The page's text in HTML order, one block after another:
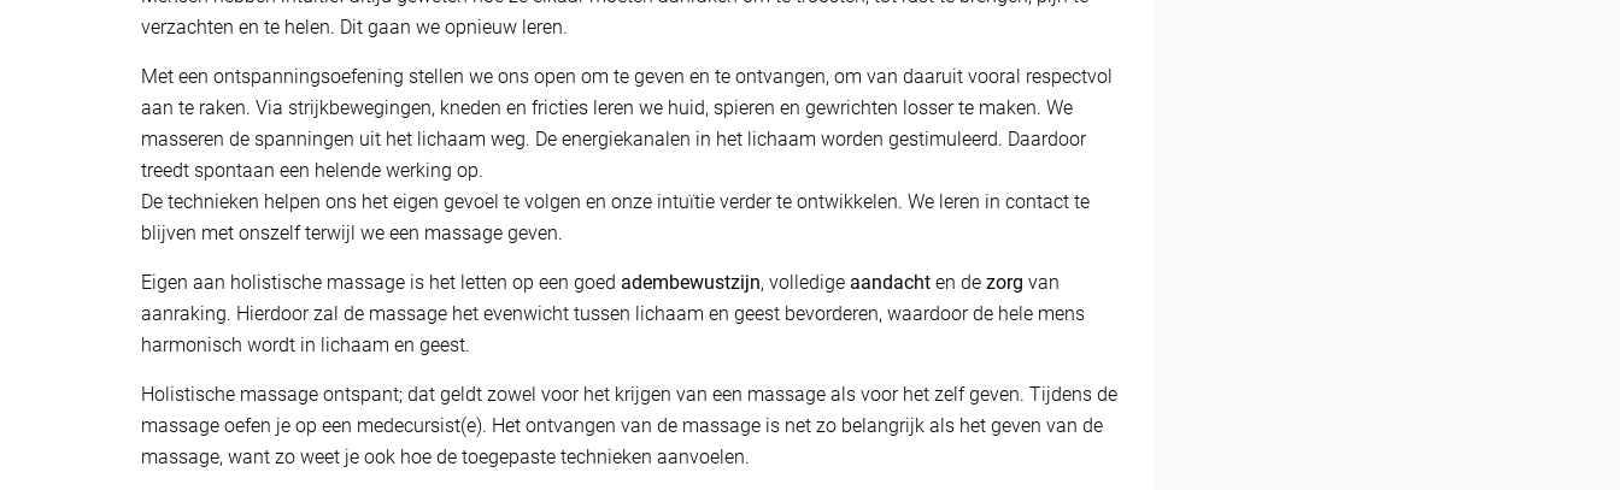
verzachten en te helen. Dit gaan we opnieuw leren.
Met een ontspanningsoefening stellen we ons open om te geven en te ontvangen, om van daaruit vooral respectvol
aan te raken. Via strijkbewegingen, kneden en fricties leren we huid, spieren en gewrichten losser te maken. We
masseren de spanningen uit het lichaam weg. De energiekanalen in het lichaam worden gestimuleerd. Daardoor
treedt spontaan een helende werking op.
De technieken helpen ons het eigen gevoel te volgen en onze intuïtie verder te ontwikkelen. We leren in contact te
blijven met onszelf terwijl we een massage geven.
Eigen aan holistische massage is het letten op een goed adembewustzijn, volledige aandacht en de zorg van
aanraking. Hierdoor zal de massage het evenwicht tussen lichaam en geest bevorderen, waardoor de hele mens
harmonisch wordt in lichaam en geest.
Holistische massage ontspant; dat geldt zowel voor het krijgen van een massage als voor het zelf geven. Tijdens de
massage oefen je op een medecursist(e). Het ontvangen van de massage is net zo belangrijk als het geven van de
massage, want zo weet je ook hoe de toegepaste technieken aanvoelen.